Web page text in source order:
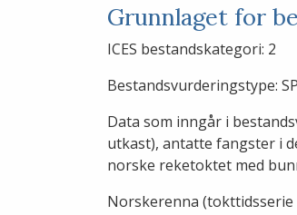
Grunnlaget for
ICES bestandskategori: 2
Bestandsvurderingstype:
Data som inngår i
utkast), antatte fangster i
norske reketoktet med
Norskerenna (tokttidsserie